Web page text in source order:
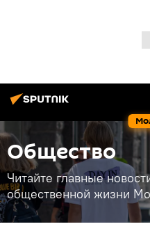
Общество
Читайте главные
общественной жизни